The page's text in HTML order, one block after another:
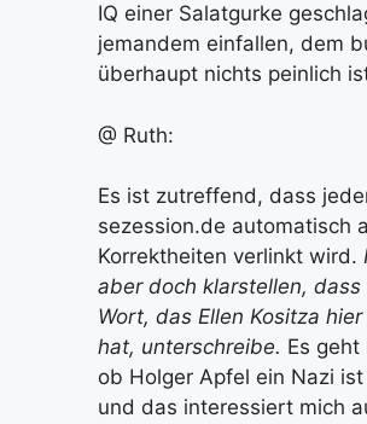
IQ einer Salatgurke
jemandem einfallen, dem
überhaupt nichts peinlich
@ Ruth:
Es ist zutreffend, dass
sezession.de automatisch
Korrektheiten verlinkt wird.
aber doch klarstellen, dass
Wort, das Ellen Kositza
hat, unterschreibe. Es
ob Holger Apfel ein Nazi
und das interessiert mich